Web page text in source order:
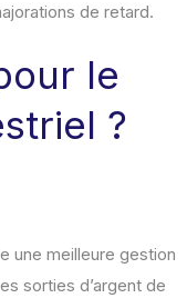
de retard.
le
?
une meilleure gestion
sorties d’argent de